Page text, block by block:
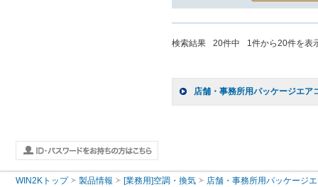
検索結果 20件中 1件から20件を表
店舗・事務所用パッケージエア
WIN2Kトップ 製品情報 [業務用]空調・換気 店舗・事務所用パッケージ